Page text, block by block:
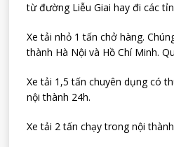
từ đường Liễu Giai hay đi các
Xe tải nhỏ 1 tấn chở hàng.
thành Hà Nội và Hồ Chí Minh.
Xe tải 1,5 tấn chuyên dụng có
nội thành 24h.
Xe tải 2 tấn chạy trong nội